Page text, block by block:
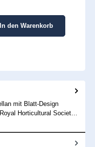
ein oder benutze die Schaltflächen
In den Warenkorb
mit Blatt-Design
Horticultural Societ…